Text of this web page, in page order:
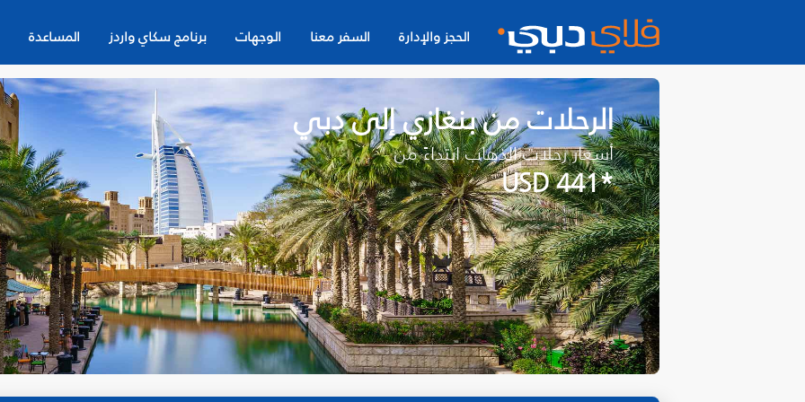
الحجز والإدارة السفر معنا الوجهات برنامج سكاي واردز المساعدة
الرحلات من بنغازي إلى دبي
أسعار رحلات الذهاب ابتداءً من
*USD 441